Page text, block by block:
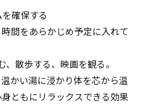
確保する
間をあらかじめ予定に入れて
散歩する、映画を観る。
かい湯に浸かり体を芯から温
ともにリラックスできる効果